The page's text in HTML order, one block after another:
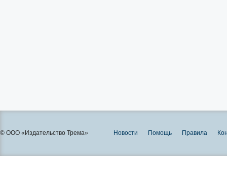
© ООО «Издательство Трема» Новости Помощь Правила